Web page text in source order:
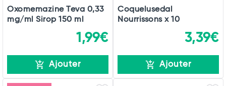
Oxomemazine Teva 0,33
mg/ml Sirop 150 ml
1,99€
Ajouter
Coquelusedal
Nourrissons x 10
3,39€
Ajouter